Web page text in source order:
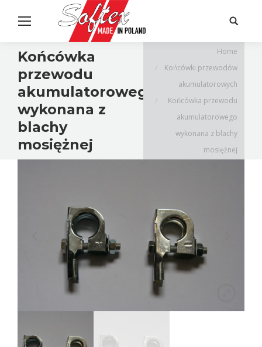
Search:
Końcówka
przewodu
akumulatorowego
wykonana z
blachy
mosiężnej
Home
Końcówki przewodów
akumulatorowych
Końcówka przewodu
akumulatorowego
wykonana z blachy
mosiężnej